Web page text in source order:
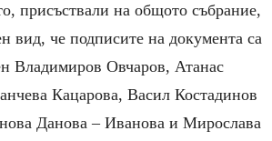
присъствали на общото събрание,
вид, че подписите на документа са
Владимиров Овчаров, Атанас
Кацарова, Васил Костадинов
Данова – Иванова и Мирослава